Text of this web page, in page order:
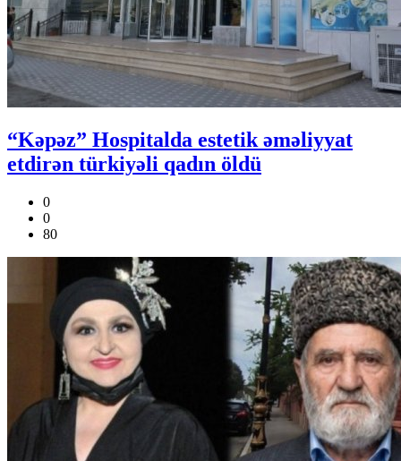
“Kəpəz” Hospitalda estetik əməliyyat
etdirən türkiyəli qadın öldü
0
0
80